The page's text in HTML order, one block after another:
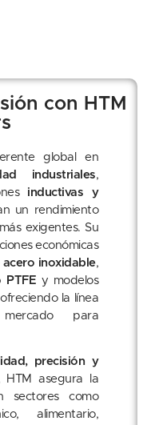
con HTM
global en
industriales,
inductivas y
un rendimiento
exigentes. Su
económicas
acero inoxidable,
PTFE y modelos
la línea
para
precisión y
HTM asegura la
sectores como
alimentario,